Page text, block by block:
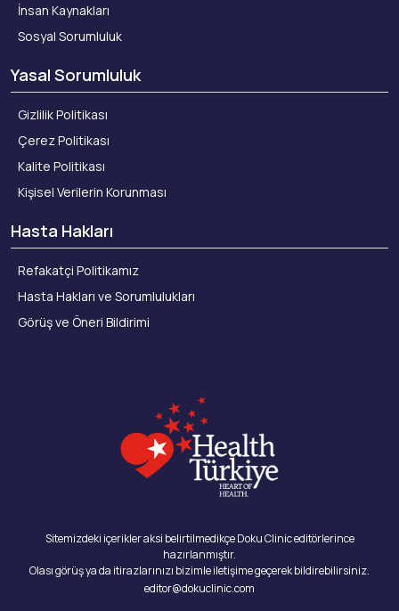
İnsan Kaynakları
Sosyal Sorumluluk
Yasal Sorumluluk
Gizlilik Politikası
Çerez Politikası
Kalite Politikası
Kişisel Verilerin Korunması
Hasta Hakları
Refakatçi Politikamız
Hasta Hakları ve Sorumlulukları
Görüş ve Öneri Bildirimi
Sitemizdeki içerikler aksi belirtilmedikçe Doku Clinic editörlerince
hazırlanmıştır.
Olası görüş ya da itirazlarınızı bizimle iletişime geçerek bildirebilirsiniz.
editor@dokuclinic.com